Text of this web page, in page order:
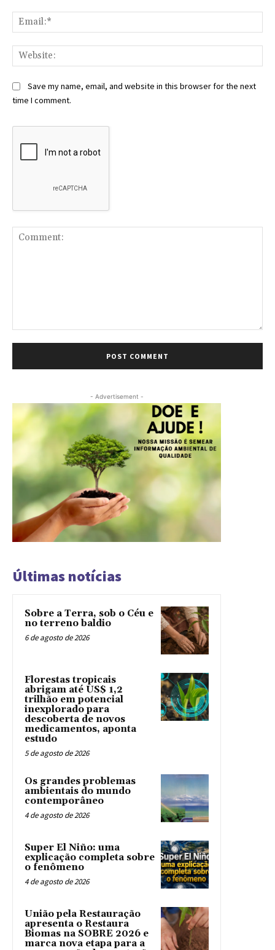
Save my name, email, and website in this browser for the next
time I comment.
- Advertisement -
Últimas notícias
Sobre a Terra, sob o Céu e
no terreno baldio
6 de agosto de 2026
Florestas tropicais
abrigam até US$ 1,2
trilhão em potencial
inexplorado para
descoberta de novos
medicamentos, aponta
estudo
5 de agosto de 2026
Os grandes problemas
ambientais do mundo
contemporâneo
4 de agosto de 2026
Super El Niño: uma
explicação completa sobre
o fenômeno
4 de agosto de 2026
União pela Restauração
apresenta o Restaura
Biomas na SOBRE 2026 e
marca nova etapa para a